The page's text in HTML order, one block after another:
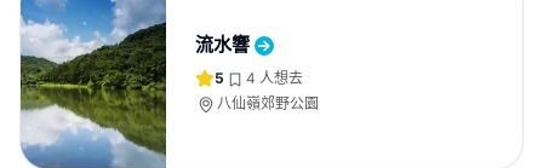
流水響
5 4 人想去
八仙嶺郊野公園